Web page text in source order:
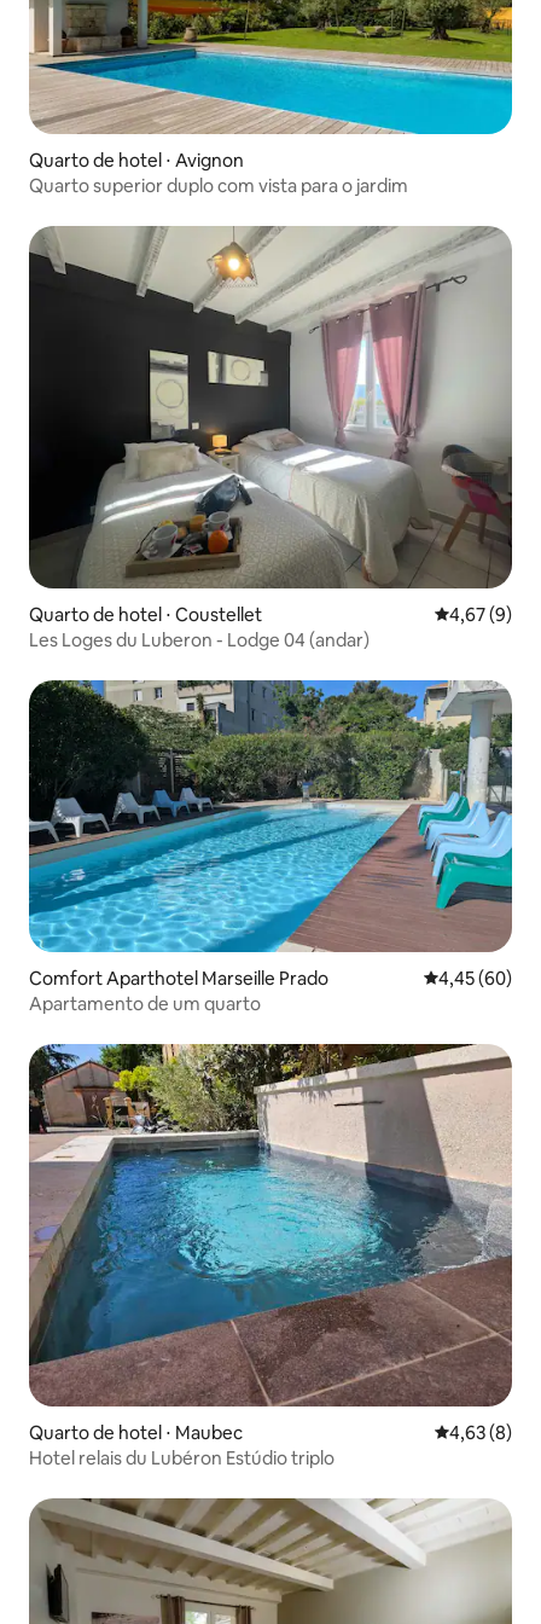
Quarto de hotel ⋅ Avignon
Quarto superior duplo com vista para o jardim
Quarto de hotel ⋅ Coustellet 4,67 de uma
4,67 (9)
Les Loges du Luberon - Lodge 04 (andar)
Comfort Aparthotel Marseille Prado 4,45 de uma
4,45 (60)
Apartamento de um quarto
Quarto de hotel ⋅ Maubec 4,63 de uma
4,63 (8)
Hotel relais du Lubéron Estúdio triplo